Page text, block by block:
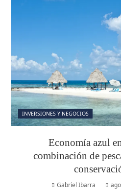
INVERSIONES Y NEGOCIOS
Economía azul
combinación de
Gabriel Ibarra